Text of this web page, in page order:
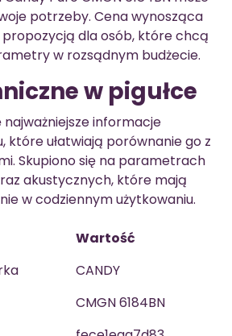
potrzeby. Cena wynosząca
propozycją dla osób, które chcą
w rozsądnym budżecie.
w pigułce
najważniejsze informacje
które ułatwiają porównanie go z
Skupiono się na parametrach
akustycznych, które mają
w codziennym użytkowaniu.
Wartość
CANDY
CMGN 6184BN